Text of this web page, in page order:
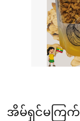
အိမ်ရှင်မကြ